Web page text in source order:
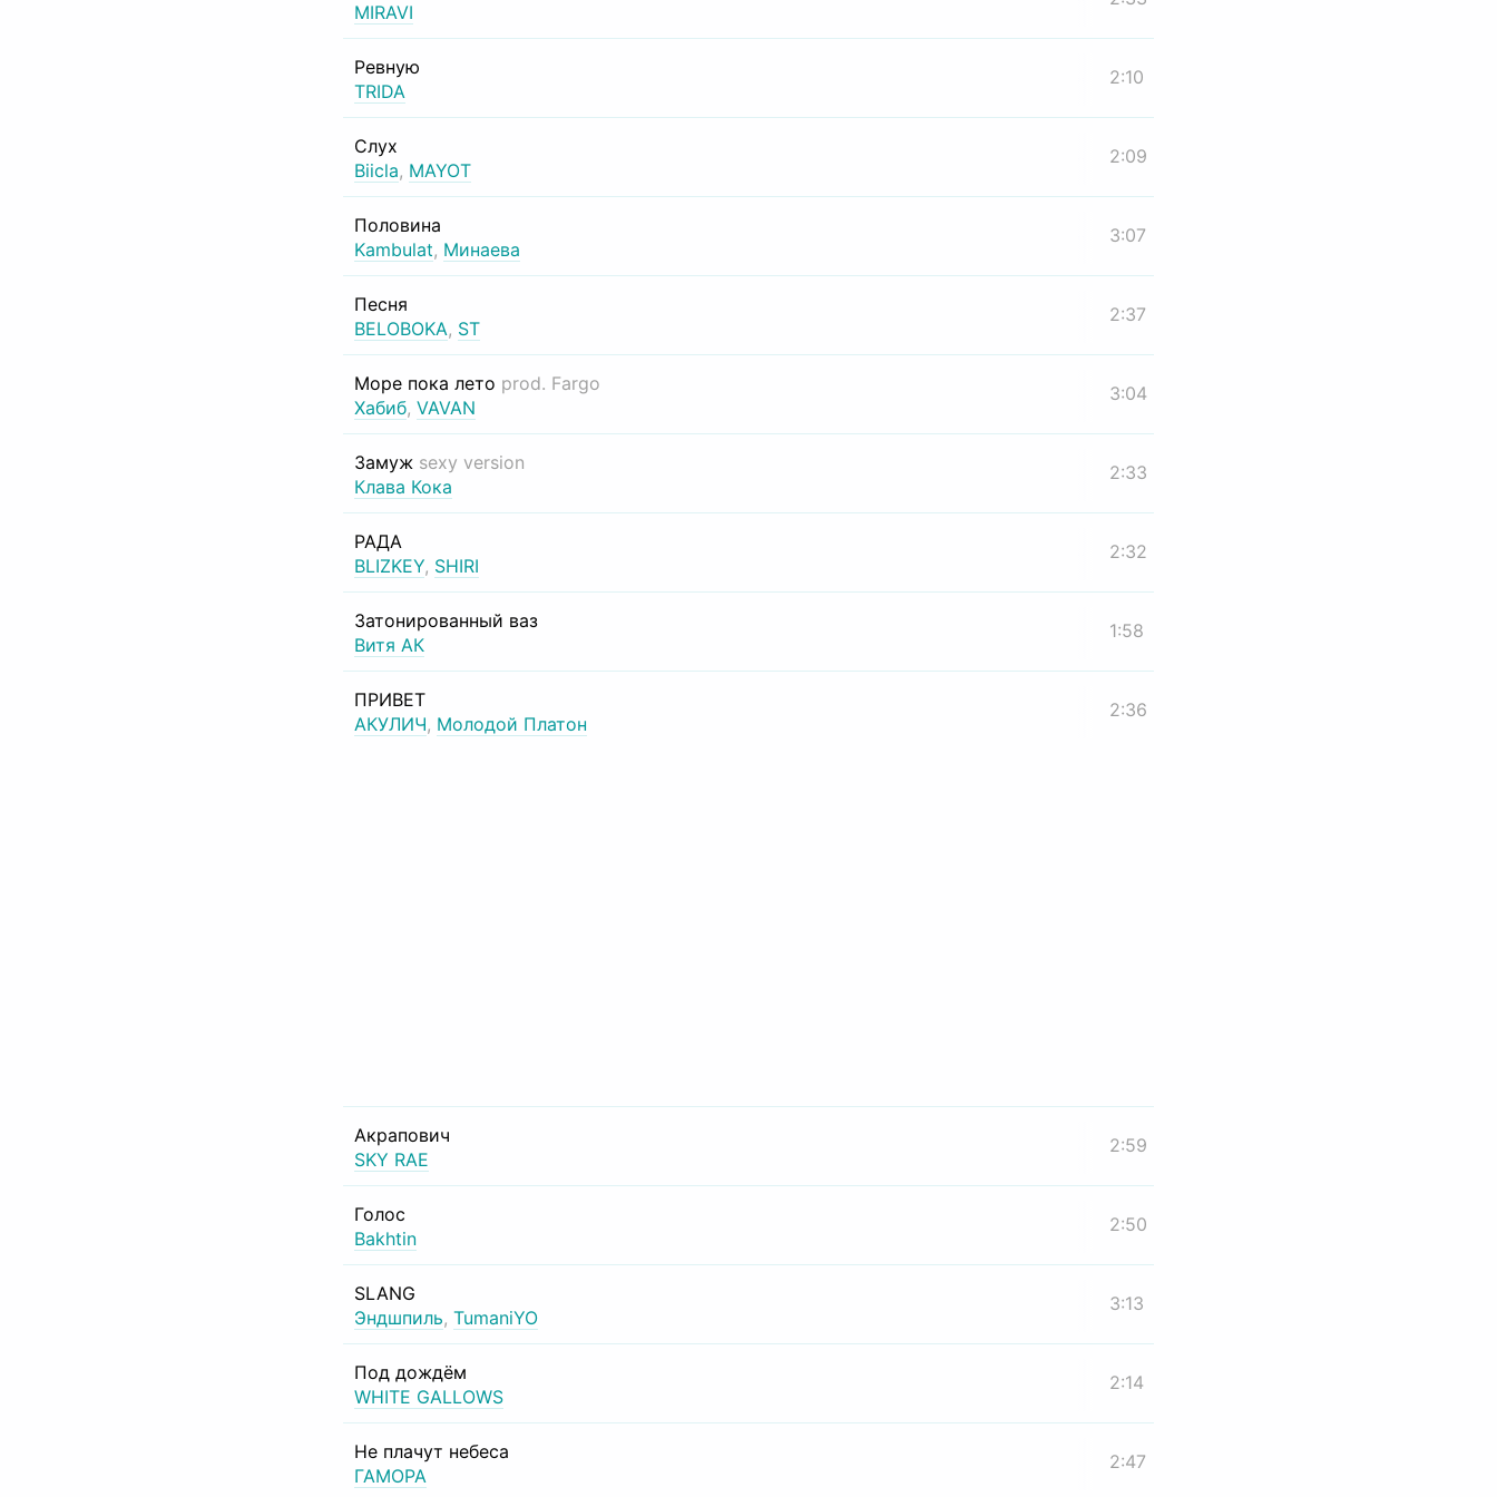
MIRAVI
Ревную
TRIDA
2:10
Слух
Biicla, MAYOT
2:09
Половина
Kambulat, Минаева
3:07
Песня
BELOBOKA, ST
2:37
Море пока лето prod. Fargo
Хабиб, VAVAN
3:04
Замуж sexy version
Клава Кока
2:33
РАДА
BLIZKEY, SHIRI
2:32
Затонированный ваз
Витя АК
1:58
ПРИВЕТ
АКУЛИЧ, Молодой Платон
2:36
Акрапович
SKY RAE
2:59
Голос
Bakhtin
2:50
SLANG
Эндшпиль, TumaniYO
3:13
Под дождём
WHITE GALLOWS
2:14
Не плачут небеса
ГАМОРА
2:47